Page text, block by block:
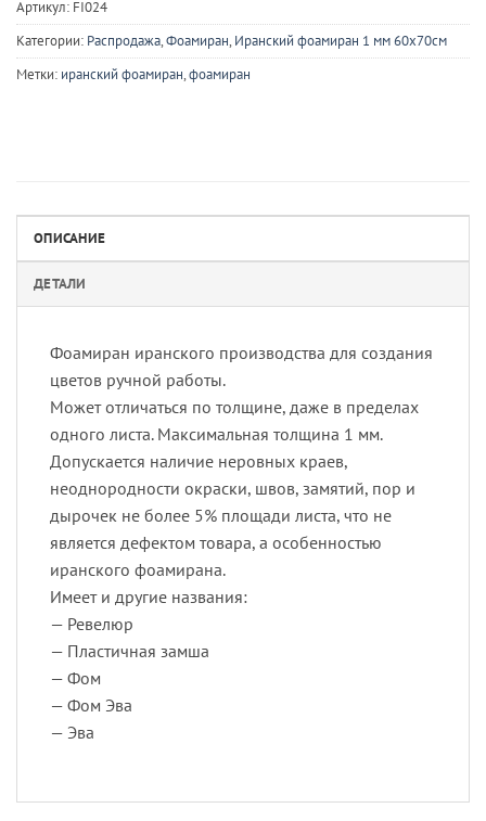
Артикул: FI024
Категории: Распродажа,Фоамиран, Иранский фоамиран 1 мм 60х70см
Метки: иранский фоамиран,фоамиран
ОПИСАНИЕ
ДЕТАЛИ
Фоамиран иранского производства для создания
цветов ручной работы.
Может отличаться по толщине, даже в пределах
одного листа. Максимальная толщина 1 мм.
Допускается наличие неровных краев,
неоднородности окраски, швов, замятий, пор и
дырочек не более 5% площади листа, что не
является дефектом товара, а особенностью
иранского фоамирана.
Имеет и другие названия:
— Ревелюр
— Пластичная замша
— Фом
— Фом Эва
— Эва